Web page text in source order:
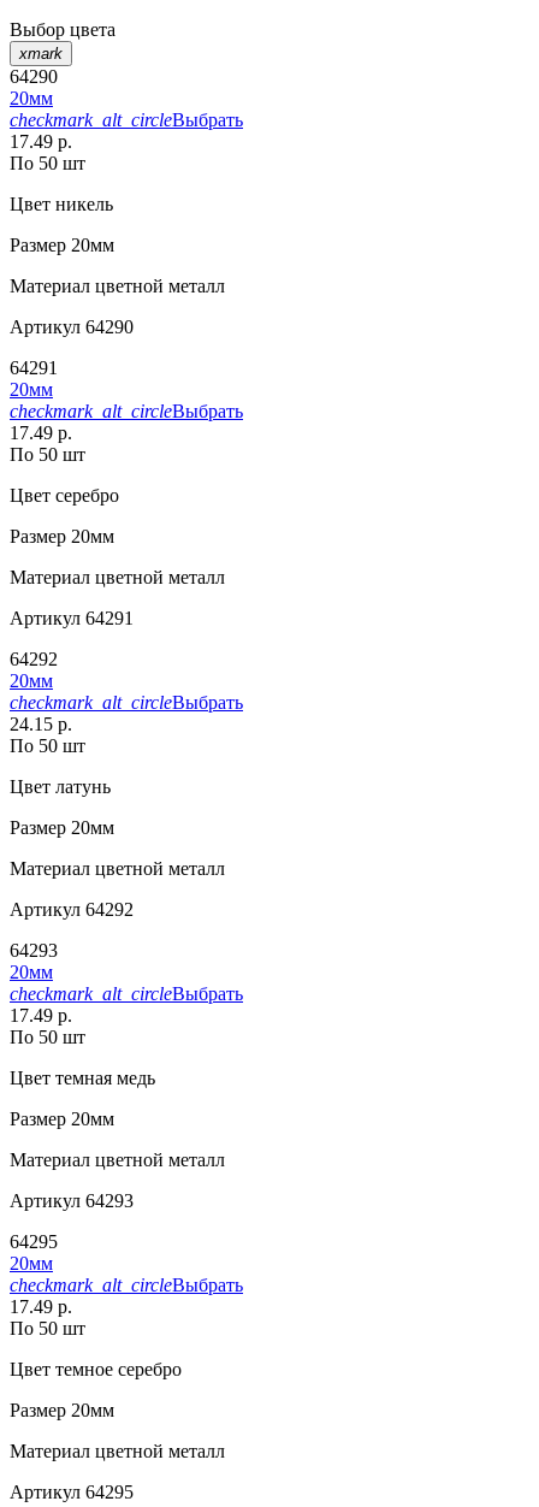
Выбор цвета
xmark
64290
20мм
checkmark_alt_circleВыбрать
17.49 р.
По 50 шт
Цвет никель
Размер 20мм
Материал цветной металл
Артикул 64290
64291
20мм
checkmark_alt_circleВыбрать
17.49 р.
По 50 шт
Цвет серебро
Размер 20мм
Материал цветной металл
Артикул 64291
64292
20мм
checkmark_alt_circleВыбрать
24.15 р.
По 50 шт
Цвет латунь
Размер 20мм
Материал цветной металл
Артикул 64292
64293
20мм
checkmark_alt_circleВыбрать
17.49 р.
По 50 шт
Цвет темная медь
Размер 20мм
Материал цветной металл
Артикул 64293
64295
20мм
checkmark_alt_circleВыбрать
17.49 р.
По 50 шт
Цвет темное серебро
Размер 20мм
Материал цветной металл
Артикул 64295